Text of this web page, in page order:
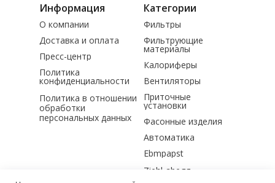
Информация Категории
Фильтры
Доставка и оплата
Пресс-центр
О компании
Политика
конфиденциальности
Политика в отношении
обработки
персональных данных
Фильтрующие
материалы
Вентиляторы
Калориферы
Ebmpapst
Приточные
установки
Фасонные изделия
Автоматика
Ziehl-abegg